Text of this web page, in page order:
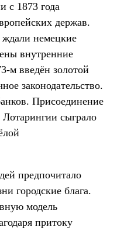
с 1873 года
держав.
ждали немецкие
внутренние
м введён золотой
законодательство.
Присоединение
Лотарингии сыграло
предпочитало
городские блага.
модель
притоку